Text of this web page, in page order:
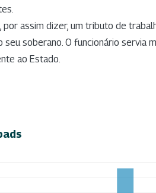
por assim dizer, um tributo de
seu soberano. O funcionário servia
ao Estado.